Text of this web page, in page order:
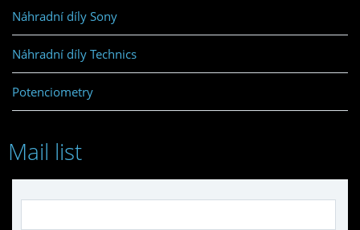
Náhradní díly Sony
Náhradní díly Technics
Potenciometry
Mail list